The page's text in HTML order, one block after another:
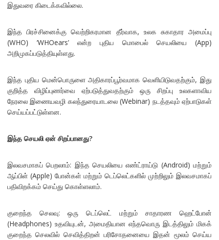
இதுவரை கிடைக்கவில்லை.
இந்த பிரச்சினைக்கு வெற்றிகரமான தீர்வாக, உலக சுகாதார அமைப்பு
(WHO) ‘WHOears’ என்ற புதிய மொபைல் செயலியை (App)
அறிமுகப்படுத்தியுள்ளது.
இந்த புதிய மென்பொருளை அதிகாரப்பூர்வமாக வெளியிடுவதற்கும், இது
குறித்த விழிப்புணர்வை ஏற்படுத்துவதற்கும் ஒரு சிறப்பு உலகளாவிய
நேரலை இணையவழி கலந்துரையாடலை (Webinar) நடத்தவும் ஏற்பாடுகள்
செய்யப்பட்டுள்ளன.
இந்த செயலி ஏன் சிறப்பானது?
இலவசமாகப் பெறலாம்: இந்த செயலியை எண்ட்ராய்டு (Android) மற்றும்
ஆப்பிள் (Apple) போன்கள் மற்றும் டெப்லெட்களில் முற்றிலும் இலவசமாகப்
பதிவிறக்கம் செய்து கொள்ளலாம்.
குறைந்த செலவு: ஒரு டெப்லெட் மற்றும் சாதாரண ஹெட்போன்
(Headphones) உதவியுடன், அமைதியான எந்தவொரு இடத்திலும் மிகக்
குறைந்த செலவில் செவித்திறன் பரிசோதனையை இதன் மூலம் செய்ய